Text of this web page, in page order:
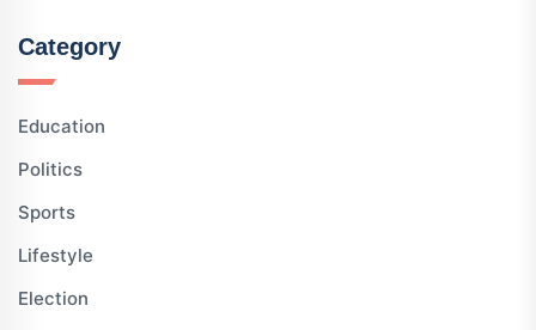
Category
Education
Politics
Sports
Lifestyle
Election